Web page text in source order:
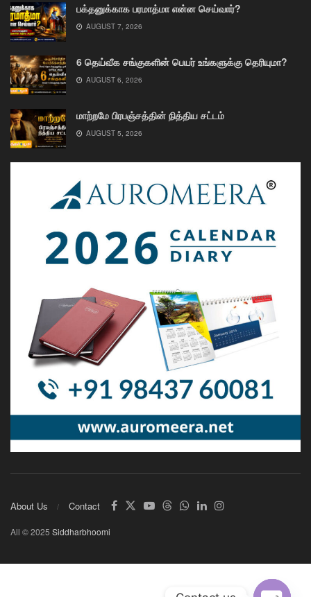
பக்தனுக்காக பரமாத்மா என்ன செய்வார்?
AUGUST 7, 2026
6 தெய்வீக சங்குகளின் பெயர் உங்களுக்கு தெரியுமா?
AUGUST 6, 2026
மாற்றமே பிரபஞ்சத்தின் நித்திய சட்டம்
AUGUST 5, 2026
About Us Contact
All © 2025 Siddharbhoomi